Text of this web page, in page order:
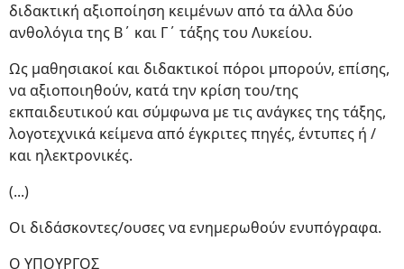
διδακτική αξιοποίηση κειμένων από τα άλλα δύο
ανθολόγια της Β΄ και Γ΄ τάξης του Λυκείου.
Ως μαθησιακοί και διδακτικοί πόροι μπορούν, επίσης,
να αξιοποιηθούν, κατά την κρίση του/της
εκπαιδευτικού και σύμφωνα με τις ανάγκες της τάξης,
λογοτεχνικά κείμενα από έγκριτες πηγές, έντυπες ή /
και ηλεκτρονικές.
(...)
Οι διδάσκοντες/ουσες να ενημερωθούν ενυπόγραφα.
Ο ΥΠΟΥΡΓΟΣ